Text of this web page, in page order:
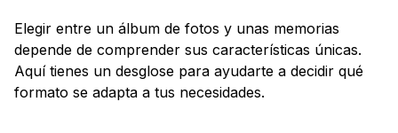
Elegir entre un álbum de fotos y unas memorias
depende de comprender sus características únicas.
Aquí tienes un desglose para ayudarte a decidir qué
formato se adapta a tus necesidades.